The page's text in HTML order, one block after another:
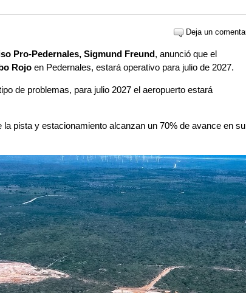
Deja un
Pro-Pedernales, Sigmund Freund, anunció que el
Rojoen Pedernales, estará operativo para julio de 2027.
de problemas, para julio 2027 el aeropuerto estará
pista y estacionamiento alcanzan un 70% de avance en su